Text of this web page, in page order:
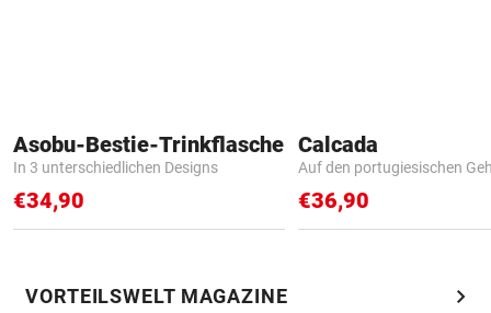
Asobu-Bestie-Trinkflasche
In 3 unterschiedlichen Designs
€34,90
Calcada
Auf den portugiesischen
€36,90
VORTEILSWELT MAGAZINE chevron_right